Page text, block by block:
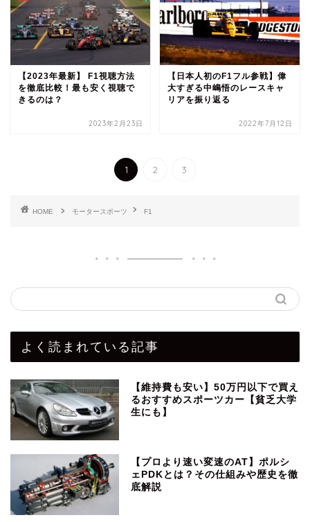
【2023年最新】 F1視聴方法
を徹底比較！最も安く視聴で
きるのは？
2023年2月23日
【日本人初のF1フル参戦】偉
大すぎる中嶋悟のレースキャ
リアを振り返る
2022年7月12日
1 2 3
HOME モータースポーツ F1
よく読まれている記事
【維持費も安い】50万円以下で買え
るおすすめスポーツカー【貧乏大学
生にも】
【プロより速い変速のAT】ポルシ
ェPDKとは？その仕組みや歴史を徹
底解説